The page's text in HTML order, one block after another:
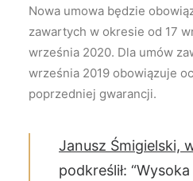
Nowa umowa będzie
zawartych w okresie od 17
września 2020. Dla umów
września 2019 obowiązuje
poprzedniej gwarancji.
Janusz Śmigielski,
podkreślił: